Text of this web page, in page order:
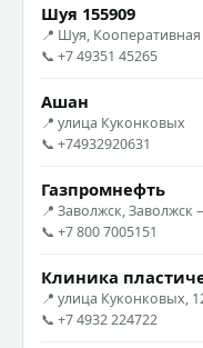
Шуя 155909
📍 Шуя, Кооперативная
📞 +7 49351 45265
Ашан
📍 улица Куконковых
📞 +74932920631
Газпромнефть
📍 Заволжск, Заволжск
📞 +7 800 7005151
Клиника
📍 улица Куконковых,
📞 +7 4932 224722